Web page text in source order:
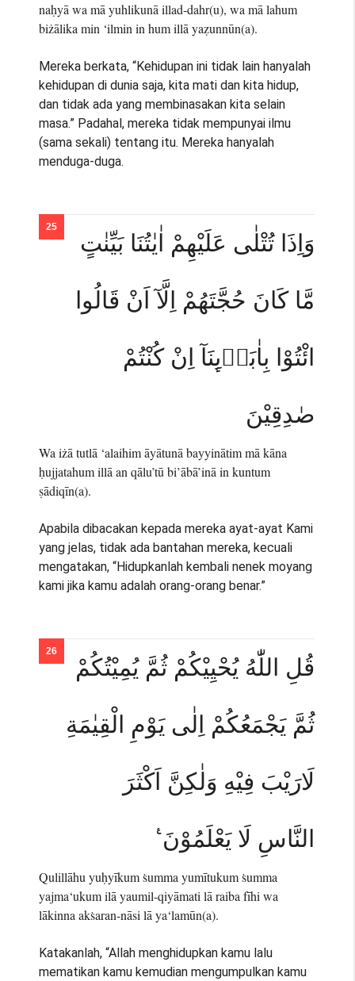
naḥyā wa mā yuhlikunā illad-dahr(u), wa mā lahum
biżālika min ‘ilmin in hum illā yaẓunnūn(a).
Mereka berkata, “Kehidupan ini tidak lain hanyalah
kehidupan di dunia saja, kita mati dan kita hidup,
dan tidak ada yang membinasakan kita selain
masa.” Padahal, mereka tidak mempunyai ilmu
(sama sekali) tentang itu. Mereka hanyalah
menduga-duga.
وَاِذَا تُتْلٰى عَلَيْهِمْ اٰيٰتُنَا بَيِّنٰتٍ
مَّا كَانَ حُجَّتَهُمْ اِلَّآ اَنْ قَالُوا
ائْتُوْا بِاٰبَاۤىِٕنَآ اِنْ كُنْتُمْ
صٰدِقِيْنَ
Wa iżā tutlā ‘alaihim āyātunā bayyinātim mā kāna
ḥujjatahum illā an qālu’tū bi’ābā’inā in kuntum
ṣādiqīn(a).
Apabila dibacakan kepada mereka ayat-ayat Kami
yang jelas, tidak ada bantahan mereka, kecuali
mengatakan, “Hidupkanlah kembali nenek moyang
kami jika kamu adalah orang-orang benar.”
قُلِ اللّٰهُ يُحْيِيْكُمْ ثُمَّ يُمِيْتُكُمْ
ثُمَّ يَجْمَعُكُمْ اِلٰى يَوْمِ الْقِيٰمَةِ
لَارَيْبَ فِيْهِ وَلٰكِنَّ اَكْثَرَ
النَّاسِ لَا يَعْلَمُوْنَ ࣖ
Qulillāhu yuḥyīkum ṡumma yumītukum ṡumma
yajma‘ukum ilā yaumil-qiyāmati lā raiba fīhi wa
lākinna akṡaran-nāsi lā ya‘lamūn(a).
Katakanlah, “Allah menghidupkan kamu lalu
mematikan kamu kemudian mengumpulkan kamu